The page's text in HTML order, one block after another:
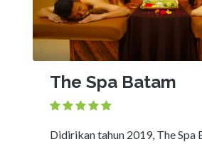
The Spa Batam
Didirikan tahun 2019, The Spa